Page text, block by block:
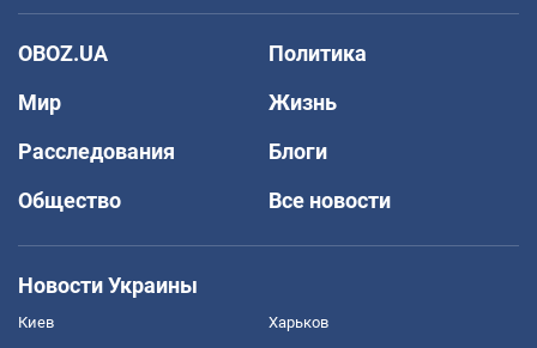
OBOZ.UA
Политика
Мир
Жизнь
Расследования
Блоги
Общество
Все новости
Новости Украины
Киев Харьков